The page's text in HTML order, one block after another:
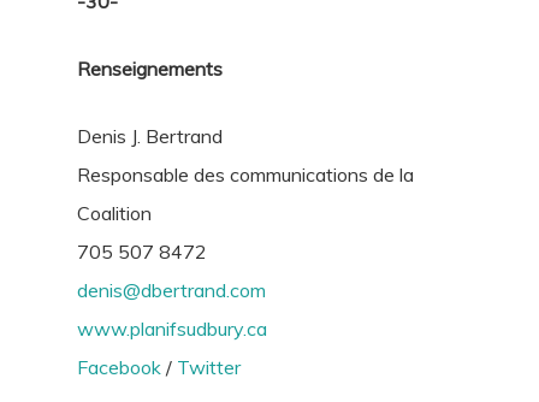
Renseignements
Denis J. Bertrand
Responsable des communications de la
Coalition
705 507 8472
denis@dbertrand.com
www.planifsudbury.ca
Facebook / Twitter